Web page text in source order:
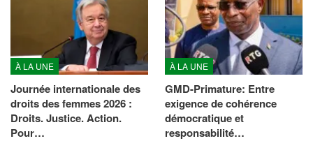
À LA UNE
Journée internationale des
droits des femmes 2026 :
Droits. Justice. Action.
Pour…
À LA UNE
GMD-Primature: Entre
exigence de cohérence
démocratique et
responsabilité…